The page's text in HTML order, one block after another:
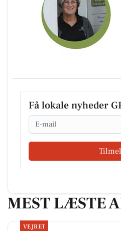
Få lokale nyheder
Email
MEST LÆSTE
VEJRET